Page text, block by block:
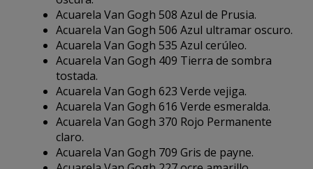
Acuarela Van Gogh 508 Azul de Prusia.
Acuarela Van Gogh 506 Azul ultramar oscuro.
Acuarela Van Gogh 535 Azul cerúleo.
Acuarela Van Gogh 409 Tierra de sombra
tostada.
Acuarela Van Gogh 623 Verde vejiga.
Acuarela Van Gogh 616 Verde esmeralda.
Acuarela Van Gogh 370 Rojo Permanente
claro.
Acuarela Van Gogh 709 Gris de payne.